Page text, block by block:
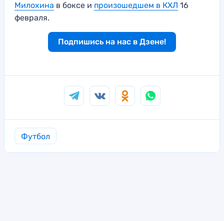
Милохина в боксе и произошедшем в КХЛ 16
февраля.
Подпишись на нас в Дзене!
Футбол